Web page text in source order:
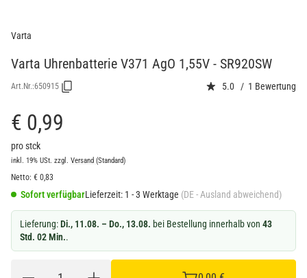
Varta
Varta Uhrenbatterie V371 AgO 1,55V - SR920SW
Art.Nr.:650915 5.0 / 1 Bewertung
€ 0,99
pro stck
inkl. 19% USt. zzgl. Versand (Standard)
Netto: € 0,83
Sofort verfügbarLieferzeit: 1 - 3 Werktage (DE - Ausland abweichend)
Lieferung:Di., 11.08. – Do., 13.08. bei Bestellung innerhalb von 43
Std. 02 Min..